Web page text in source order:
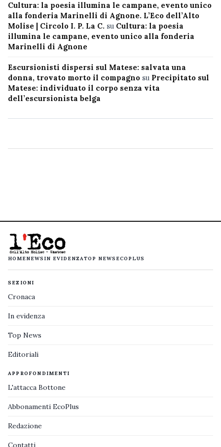
Cultura: la poesia illumina le campane, evento unico
alla fonderia Marinelli di Agnone. L’Eco dell’Alto
Molise | Circolo I. P. La C. su Cultura: la poesia
illumina le campane, evento unico alla fonderia
Marinelli di Agnone
Escursionisti dispersi sul Matese: salvata una
donna, trovato morto il compagno su Precipitato sul
Matese: individuato il corpo senza vita
dell’escursionista belga
HOMENEWS IN EVIDENZATOP NEWS ECOPLUS
SEZIONI
Cronaca
In evidenza
Top News
Editoriali
APPROFONDIMENTI
L'attacca Bottone
Abbonamenti EcoPlus
Redazione
Contatti